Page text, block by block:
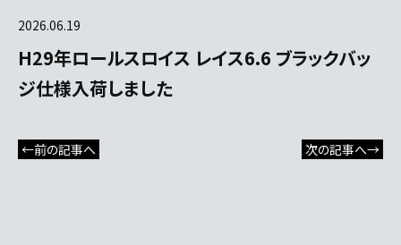
2026.06.19
H29年ロールスロイス レイス6.6 ブラックバッ
ジ仕様入荷しました
←前の記事へ 次の記事へ→